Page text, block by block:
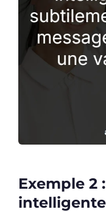
Exemple 2
intelligente